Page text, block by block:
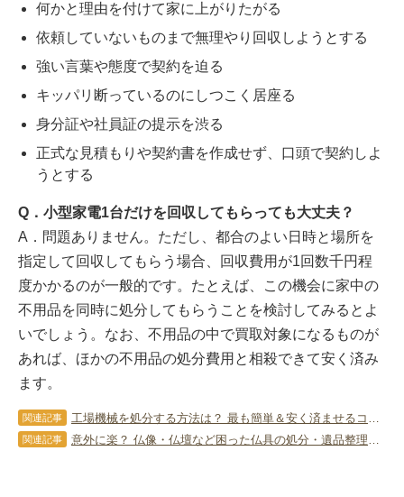
何かと理由を付けて家に上がりたがる
依頼していないものまで無理やり回収しようとする
強い言葉や態度で契約を迫る
キッパリ断っているのにしつこく居座る
身分証や社員証の提示を渋る
正式な見積もりや契約書を作成せず、口頭で契約しよ
うとする
Q． 小型家電1台だけを回収してもらっても大丈夫？
A．問題ありません。ただし、都合のよい日時と場所を
指定して回収してもらう場合、回収費用が1回数千円程
度かかるのが一般的です。たとえば、この機会に家中の
不用品を同時に処分してもらうことを検討してみるとよ
いでしょう。なお、不用品の中で買取対象になるものが
あれば、ほかの不用品の処分費用と相殺できて安く済み
ます。
関連記事 工場機械を処分する方法は？ 最も簡単＆安く済ませるコツを伝授！
関連記事 意外に楽？ 仏像・仏壇など困った仏具の処分・遺品整理のポイント！